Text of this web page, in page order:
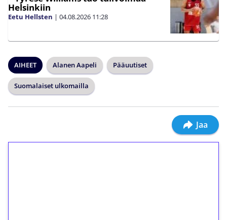
Helsinkiin
Eetu Hellsten | 04.08.2026 11:28
AIHEET Alanen Aapeli Pääuutiset
Suomalaiset ulkomailla
Jaa